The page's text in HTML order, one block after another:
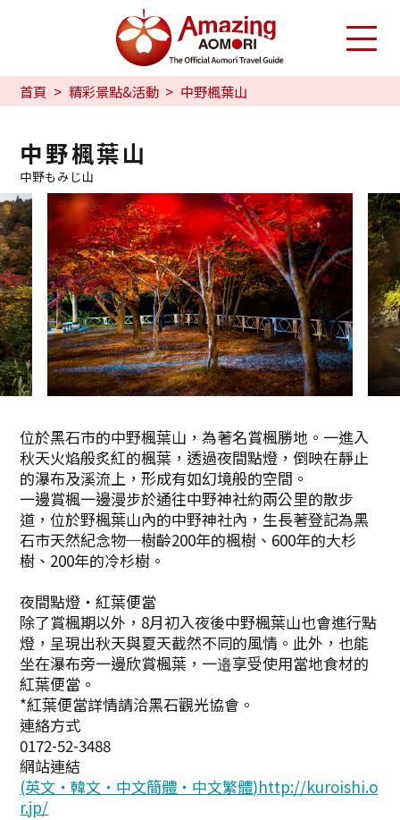
首頁 精彩景點&活動 中野楓葉山
中野楓葉山
中野もみじ山
位於黑石市的中野楓葉山，為著名賞楓勝地。一進入
秋天火焰般炙紅的楓葉，透過夜間點燈，倒映在靜止
的瀑布及溪流上，形成有如幻境般的空間。
一邊賞楓一邊漫步於通往中野神社約兩公里的散步
道，位於野楓葉山內的中野神社內，生長著登記為黑
石市天然紀念物─樹齡200年的楓樹、600年的大杉
樹、200年的冷杉樹。
夜間點燈・紅葉便當
除了賞楓期以外，8月初入夜後中野楓葉山也會進行點
燈，呈現出秋天與夏天截然不同的風情。此外，也能
坐在瀑布旁一邊欣賞楓葉，一邉享受使用當地食材的
紅葉便當。
*紅葉便當詳情請洽黑石觀光協會。
連絡方式
0172-52-3488
網站連結
(英文・韓文・中文簡體・中文繁體)http://kuroishi.o
r.jp/